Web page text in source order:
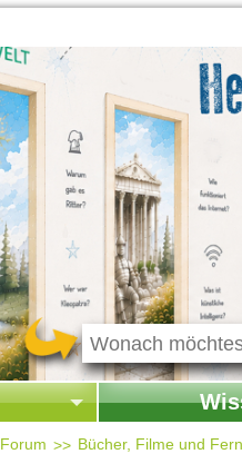
Startseite
Forum Bücher, Filme und